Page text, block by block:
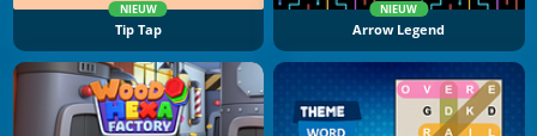
NIEUW
Tip Tap
NIEUW
Arrow Legend